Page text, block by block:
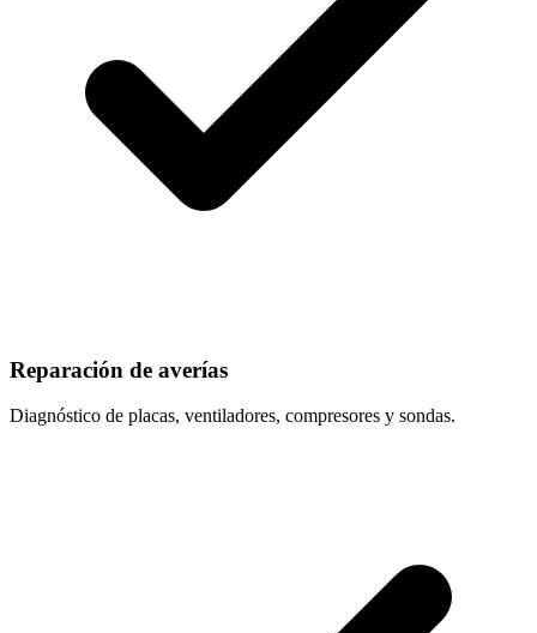
Reparación de averías
Diagnóstico de placas, ventiladores, compresores y sondas.